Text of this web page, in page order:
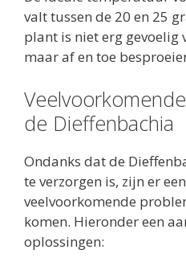
valt tussen de 20 en 25
plant is niet erg gevoelig
maar af en toe
de Dieffenbachia
Ondanks dat de
te verzorgen is, zijn er
veelvoorkomende
komen. Hieronder een
oplossingen: